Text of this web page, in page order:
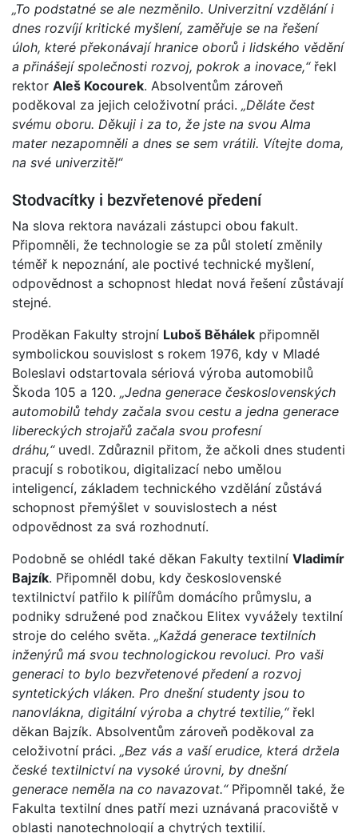
„To podstatné se ale nezměnilo. Univerzitní vzdělání i
dnes rozvíjí kritické myšlení, zaměřuje se na řešení
úloh, které překonávají hranice oborů i lidského vědění
a přinášejí společnosti rozvoj, pokrok a inovace,“řekl
rektor Aleš Kocourek. Absolventům zároveň
poděkoval za jejich celoživotní práci. „Děláte čest
svému oboru. Děkuji i za to, že jste na svou Alma
mater nezapomněli a dnes se sem vrátili. Vítejte doma,
na své univerzitě!“
Stodvacítky i bezvřetenové předení
Na slova rektora navázali zástupci obou fakult.
Připomněli, že technologie se za půl století změnily
téměř k nepoznání, ale poctivé technické myšlení,
odpovědnost a schopnost hledat nová řešení zůstávají
stejné.
Proděkan Fakulty strojní Luboš Běhálek připomněl
symbolickou souvislost s rokem 1976, kdy v Mladé
Boleslavi odstartovala sériová výroba automobilů
Škoda 105 a 120. „Jedna generace československých
automobilů tehdy začala svou cestu a jedna generace
libereckých strojařů začala svou profesní
dráhu,“ uvedl. Zdůraznil přitom, že ačkoli dnes studenti
pracují s robotikou, digitalizací nebo umělou
inteligencí, základem technického vzdělání zůstává
schopnost přemýšlet v souvislostech a nést
odpovědnost za svá rozhodnutí.
Podobně se ohlédl také děkan Fakulty textilní Vladimír
Bajzík. Připomněl dobu, kdy československé
textilnictví patřilo k pilířům domácího průmyslu, a
podniky sdružené pod značkou Elitex vyvážely textilní
stroje do celého světa. „Každá generace textilních
inženýrů má svou technologickou revoluci. Pro vaši
generaci to bylo bezvřetenové předení a rozvoj
syntetických vláken. Pro dnešní studenty jsou to
nanovlákna, digitální výroba a chytré textilie,“řekl
děkan Bajzík. Absolventům zároveň poděkoval za
celoživotní práci. „Bez vás a vaší erudice, která držela
české textilnictví na vysoké úrovni, by dnešní
generace neměla na co navazovat.“Připomněl také, že
Fakulta textilní dnes patří mezi uznávaná pracoviště v
oblasti nanotechnologií a chytrých textilií.